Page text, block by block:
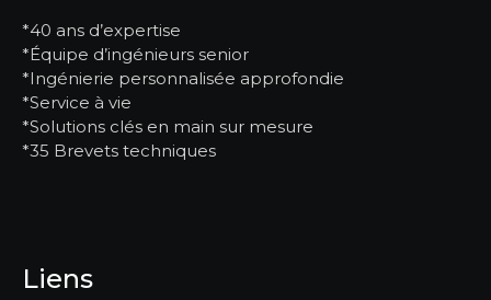
*40 ans d’expertise
*Équipe d’ingénieurs senior
*Ingénierie personnalisée approfondie
*Service à vie
*Solutions clés en main sur mesure
*35 Brevets techniques
Liens